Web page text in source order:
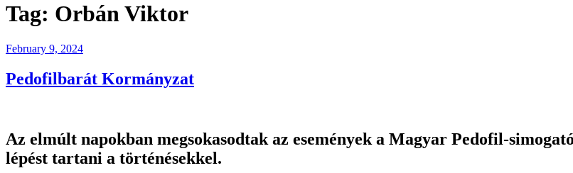
Tag: Orbán Viktor
Posted
February 9, 2024
Pedofilbarát Kormányzat
Az elmúlt napokban megsokasodtak az események a Magyar Pedofil-
lépést tartani a történésekkel.